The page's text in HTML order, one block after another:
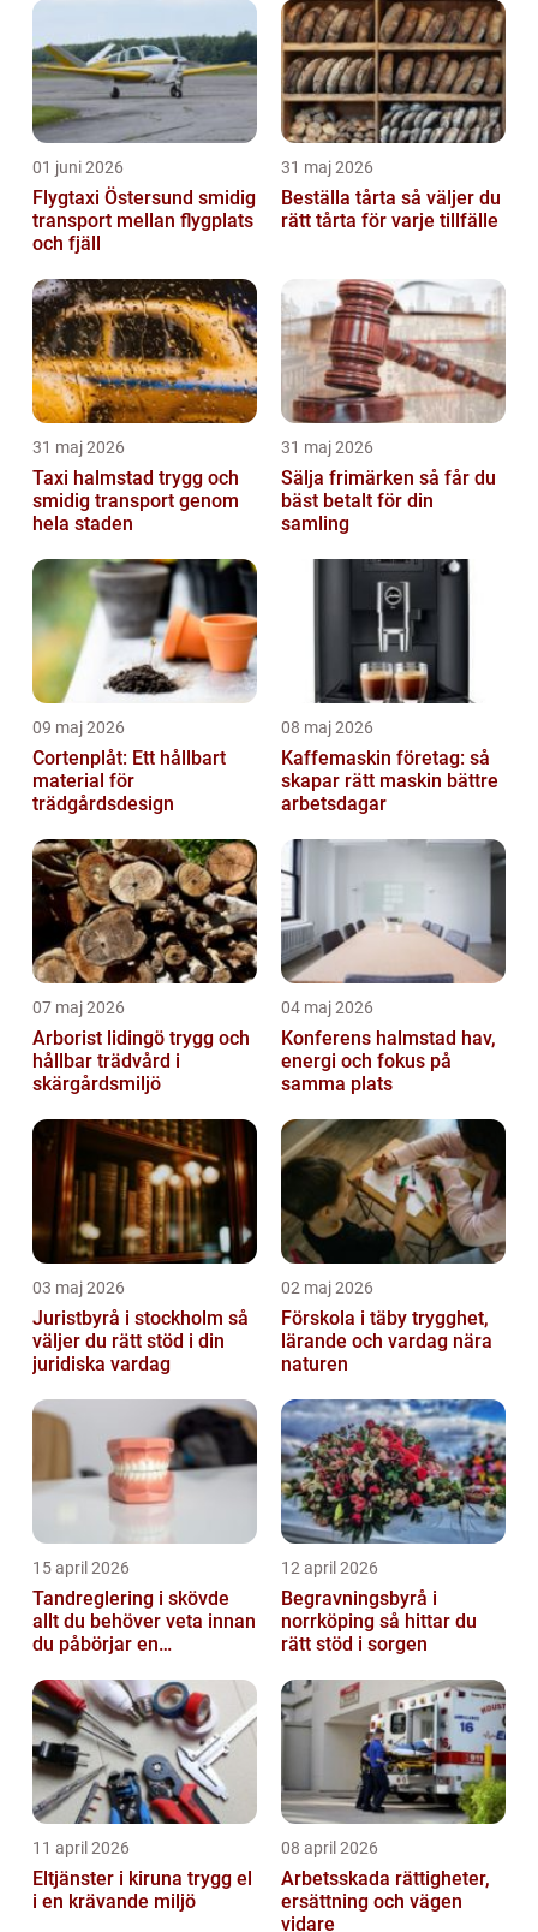
01 juni 2026
Flygtaxi Östersund smidig
transport mellan flygplats
och fjäll
31 maj 2026
Beställa tårta så väljer du
rätt tårta för varje tillfälle
31 maj 2026
Taxi halmstad trygg och
smidig transport genom
hela staden
31 maj 2026
Sälja frimärken så får du
bäst betalt för din
samling
09 maj 2026
Cortenplåt: Ett hållbart
material för
trädgårdsdesign
08 maj 2026
Kaffemaskin företag: så
skapar rätt maskin bättre
arbetsdagar
07 maj 2026
Arborist lidingö trygg och
hållbar trädvård i
skärgårdsmiljö
04 maj 2026
Konferens halmstad hav,
energi och fokus på
samma plats
03 maj 2026
Juristbyrå i stockholm så
väljer du rätt stöd i din
juridiska vardag
02 maj 2026
Förskola i täby trygghet,
lärande och vardag nära
naturen
15 april 2026
Tandreglering i skövde
allt du behöver veta innan
du påbörjar en
12 april 2026
Begravningsbyrå i
norrköping så hittar du
rätt stöd i sorgen
11 april 2026
Eltjänster i kiruna trygg el
i en krävande miljö
08 april 2026
Arbetsskada rättigheter,
ersättning och vägen
vidare